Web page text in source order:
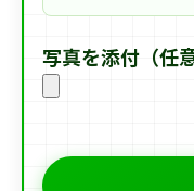
写真を添付（任